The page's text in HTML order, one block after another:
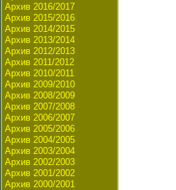
Архив 2016/2017
Архив 2015/2016
Архив 2014/2015
Архив 2013/2014
Архив 2012/2013
Архив 2011/2012
Архив 2010/2011
Архив 2009/2010
Архив 2008/2009
Архив 2007/2008
Архив 2006/2007
Архив 2005/2006
Архив 2004/2005
Архив 2003/2004
Архив 2002/2003
Архив 2001/2002
Архив 2000/2001